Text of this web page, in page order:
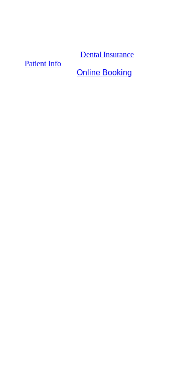
Dental Insurance
Patient Info
Online Booking